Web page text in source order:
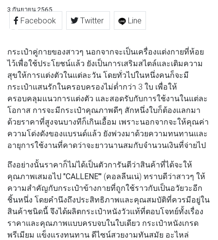
3 กันยายน 2565
Facebook Twitter Line
กระเป๋าคู่กายของสาวๆ นอกจากจะเป็นเครื่องแต่งกายที่ห้อย
ไว้เพื่อใช้ประโยชน์แล้ว ยังเป็นการเสริมสไตล์และเติมความ
สุขให้การแต่งตัวในแต่ละวัน โดยทั่วไปในหนึ่งคนก็จะมี
กระเป๋าแสนรักในครอบครองไม่ต่ำกว่า 3 ใบ เพื่อให้
ครอบคลุมแนวการแต่งตัว และสอดรับกับการใช้งานในแต่ละ
โอกาส การจะมีกระเป๋าคุณภาพดีๆ สักหนึ่งใบก็ต้องแลกมา
ด้วยราคาที่สูงจนบางทีก็เกินเอื้อม เพราะนอกจากจะให้คุณค่า
ความโด่งดังของแบรนด์แล้ว ยังพ่วงมาด้วยความทนทานและ
อายุการใช้งานที่คาดว่าจะยาวนานสมกับจำนวนเงินที่จ่ายไป
ถึงอย่างนั้นราคาก็ไม่ได้เป็นตัวการันตีว่าสินค้าที่ได้จะให้
คุณภาพเสมอไป "CALLENE’" (คอลลีนเน่) ทราบดีว่าสาวๆ ให้
ความสำคัญกับกระเป๋าข้างกายที่ถูกใช้ราวกับเป็นอวัยวะอีก
ชิ้นหนึ่ง โดยคำนึงถึงประสิทธิภาพและคุณสมบัติที่ควรมีอยู่ใน
สินค้าชนิดนี้ จึงได้ผลิตกระเป๋าหนังวัวแท้ที่ตอบโจทย์ทั้งเรื่อง
ราคาและคุณภาพแบบครบจบในใบเดียว กระเป๋าหนังเกรด
พรีเมียม แข็งแรงทนทาน ดีไซน์สวยงามทันสมัย อะไหล่